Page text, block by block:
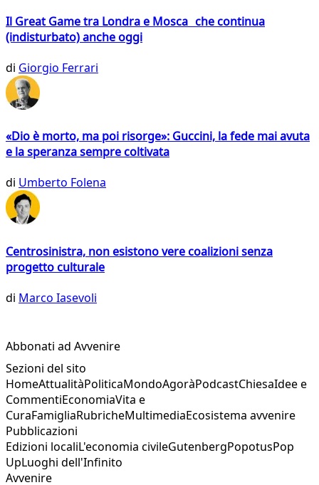
Il Great Game tra Londra e Mosca che continua
(indisturbato) anche oggi
di Giorgio Ferrari
«Dio è morto, ma poi risorge»: Guccini, la fede mai avuta
e la speranza sempre coltivata
di Umberto Folena
Centrosinistra, non esistono vere coalizioni senza
progetto culturale
di Marco Iasevoli
Abbonati ad Avvenire
Sezioni del sito
HomeAttualitàPoliticaMondoAgoràPodcastChiesaIdee e
CommentiEconomiaVita e
CuraFamigliaRubricheMultimediaEcosistema avvenire
Pubblicazioni
Edizioni localiL'economia civileGutenbergPopotusPop
UpLuoghi dell'Infinito
Avvenire